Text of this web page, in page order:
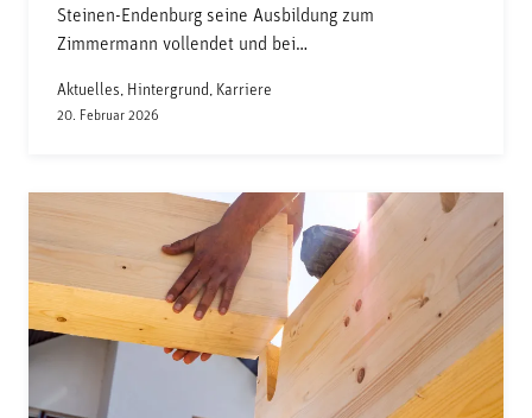
Steinen-Endenburg seine Ausbildung zum
Zimmermann vollendet und bei…
Aktuelles, Hintergrund, Karriere
20. Februar 2026